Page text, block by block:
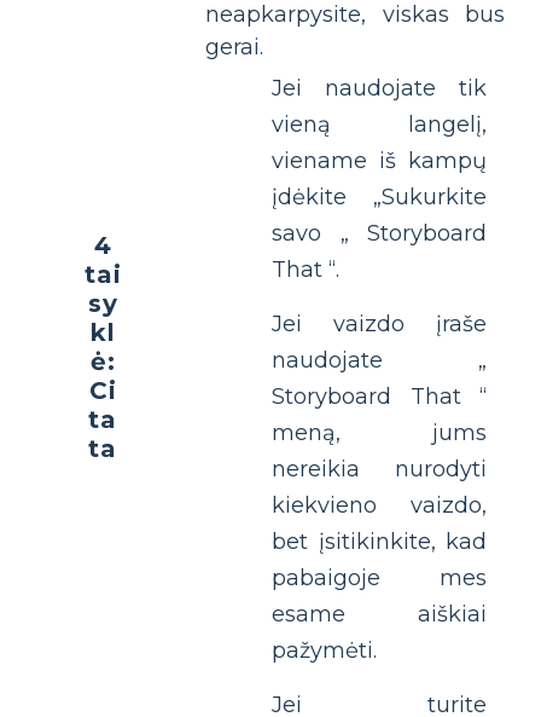
4
tai
sy
kl
ė:
Ci
ta
ta
neapkarpysite, viskas bus
gerai.
Jei naudojate tik
vieną langelį,
viename iš kampų
įdėkite „Sukurkite
savo „ Storyboard
That “.
Jei vaizdo įraše
naudojate „
Storyboard That “
meną, jums
nereikia nurodyti
kiekvieno vaizdo,
bet įsitikinkite, kad
pabaigoje mes
esame aiškiai
pažymėti.
Jei turite